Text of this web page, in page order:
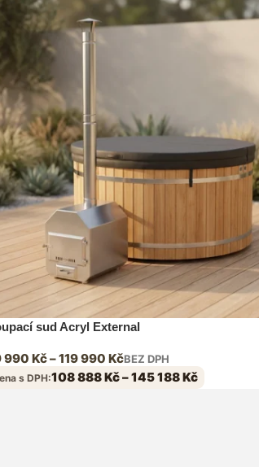
sud Acryl External
990 Kč–119 990 KčBEZ DPH
s DPH:108 888Kč–145 188Kč